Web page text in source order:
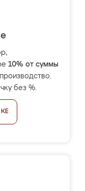
10% от суммы
без %.